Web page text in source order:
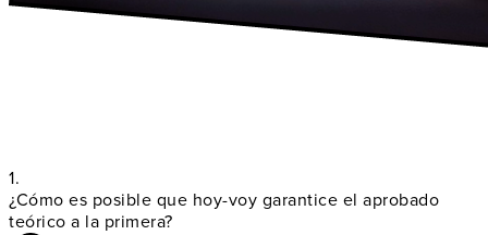
1.
¿Cómo es posible que hoy-voy garantice el aprobado
teórico a la primera?